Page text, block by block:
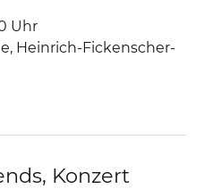
Uhr
, Heinrich-Fickenscher-
Konzert